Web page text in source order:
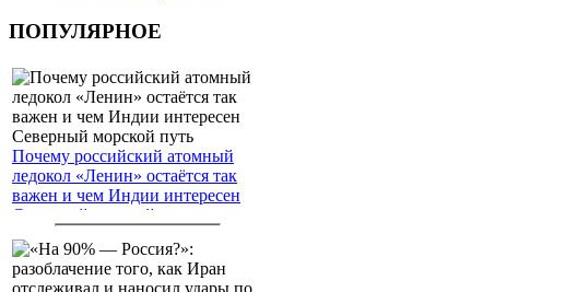
ПОПУЛЯРНОЕ
Почему российский атомный
ледокол «Ленин» остаётся так
важен и чем Индии интересен
Северный морской путь